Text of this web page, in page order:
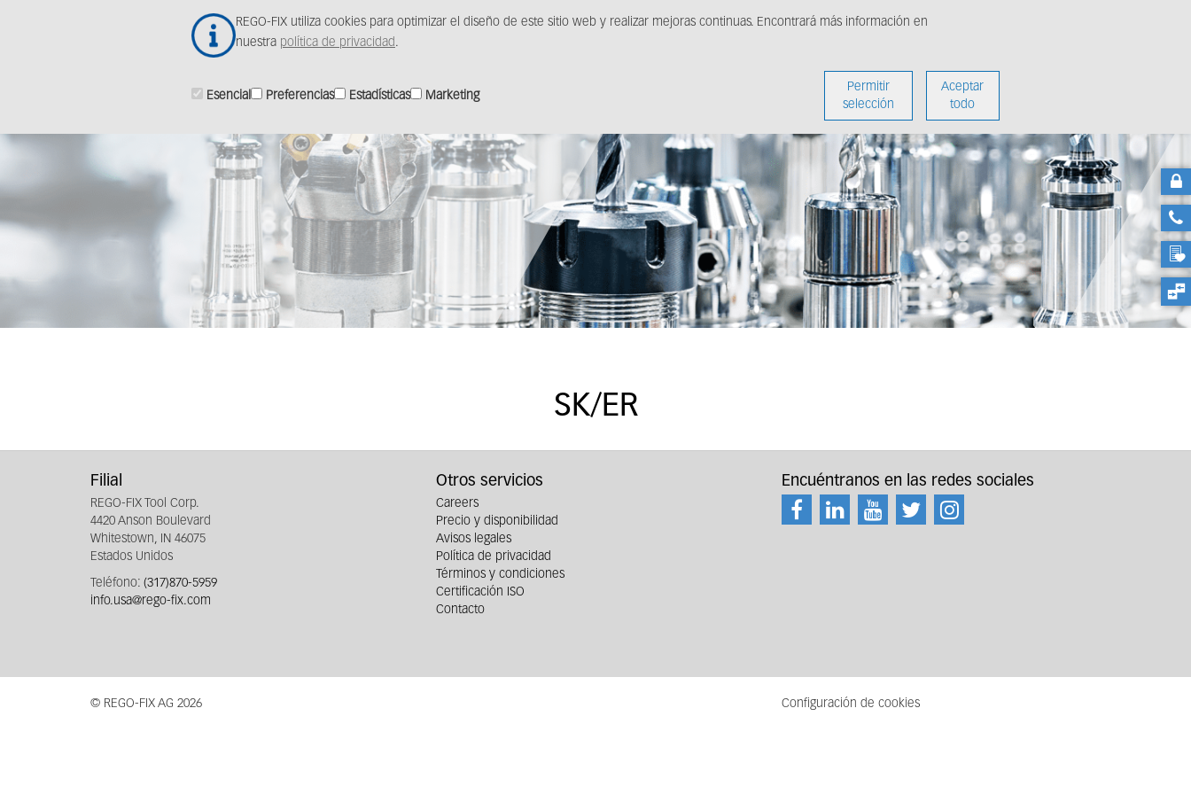
REGO-FIX utiliza cookies para optimizar el diseño de este sitio web y realizar mejoras continuas. Encontrará más información en
nuestra política de privacidad .
Esencial Preferencias Estadísticas Marketing
Permitir
selección
Aceptar
todo
Productos Distribución Centro de medios
SK/ER
Filial
REGO-FIX Tool Corp.
4420 Anson Boulevard
Whitestown, IN 46075
Estados Unidos
Teléfono: (317)870-5959
info.usa@rego-fix.com
Otros servicios
Careers
Precio y disponibilidad
Avisos legales
Política de privacidad
Términos y condiciones
Certificación ISO
Contacto
Encuéntranos en las redes sociales
© REGO-FIX AG 2026 Configuración de cookies